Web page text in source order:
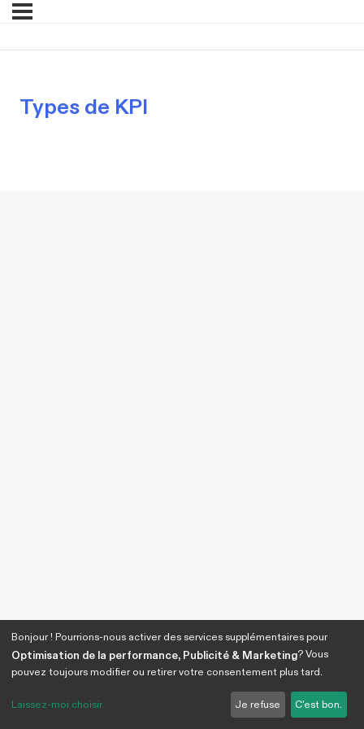
Types de KPI
Bonjour ! Pourrions-nous activer des services supplémentaires pour
Optimisation de la performance, Publicité & Marketing? Vous
pouvez toujours modifier ou retirer votre consentement plus tard.
Laissez-moi choisir Je refuse C'est bon.